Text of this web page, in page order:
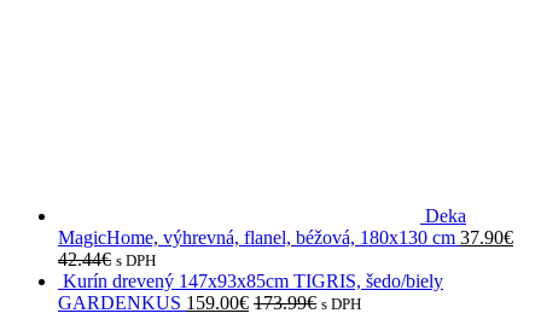
Deka
MagicHome, výhrevná, flanel, béžová, 180x130 cm 37.90€
42.44€ s DPH
Kurín drevený 147x93x85cm TIGRIS, šedo/biely
GARDENKUS 159.00€ 173.99€ s DPH